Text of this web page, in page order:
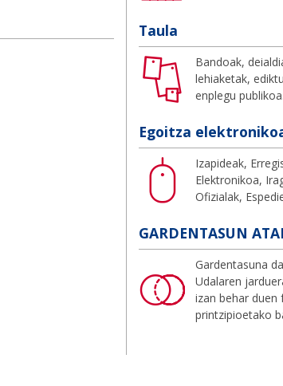
Taula
Bandoak,
lehiaketak,
enplegu
Egoitza
Izapideak,
Elektronikoa,
Ofizialak,
GARDENTASUN
Gardentasuna
Udalaren
izan behar duen
printzipioetako